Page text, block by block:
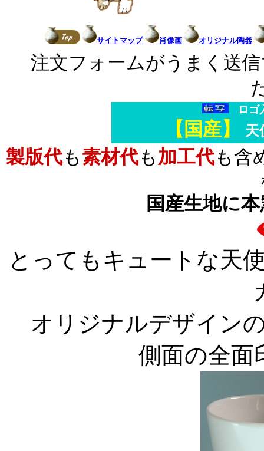
サイトマップ 肖像画 オリジナル陶器
注文フォームがうまく送
ロ
【国産】 天
製版代も 素材代も 加工代も含
国産生地に
とってもキュートな天
オリジナルデザイン
側面の全面